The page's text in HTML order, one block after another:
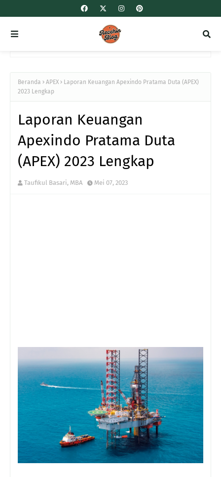
Beranda APEX
Laporan Keuangan Apexindo Pratama Duta (APEX)
2023 Lengkap
Laporan Keuangan
Apexindo Pratama Duta
(APEX) 2023 Lengkap
Taufikul Basari, MBA Mei 07, 2023